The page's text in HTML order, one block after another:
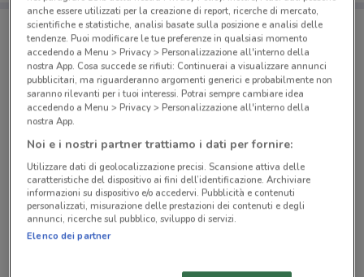
Negozi Prix a Torrebelvicino
© OpenStreetMap contributors
anche essere utilizzati per la creazione di report, ricerche di mercato,
scientifiche e statistiche, analisi basate sulla posizione e analisi delle
tendenze. Puoi modificare le tue preferenze in qualsiasi momento
accedendo a Menu > Privacy > Personalizzazione all'interno della
nostra App. Cosa succede se rifiuti: Continuerai a visualizzare annunci
pubblicitari, ma riguarderanno argomenti generici e probabilmente non
saranno rilevanti per i tuoi interessi. Potrai sempre cambiare idea
accedendo a Menu > Privacy > Personalizzazione all'interno della
nostra App.
Noi e i nostri partner trattiamo i dati per fornire:
Utilizzare dati di geolocalizzazione precisi. Scansione attiva delle
caratteristiche del dispositivo ai fini dell’identificazione. Archiviare
informazioni su dispositivo e/o accedervi. Pubblicità e contenuti
personalizzati, misurazione delle prestazioni dei contenuti e degli
annunci, ricerche sul pubblico, sviluppo di servizi.
Elenco dei partner